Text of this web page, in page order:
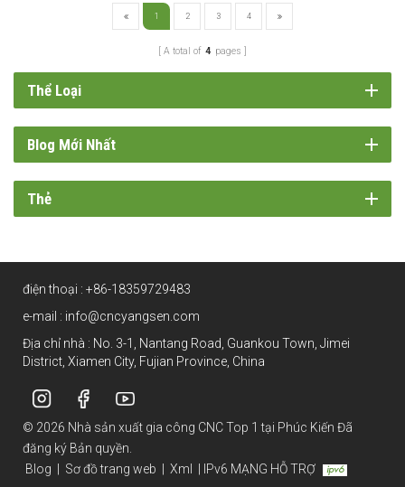
1 2 3 4
A total of 4 pages
Thể Loại
Blog Mới Nhất
Thẻ
điện thoại : +86-18359729483
e-mail : info@cncyangsen.com
Địa chỉ nhà : No. 3-1, Nantang Road, Guankou Town, Jimei
District, Xiamen City, Fujian Province, China
© 2026 Nhà sản xuất gia công CNC Top 1 tại Phúc Kiến Đã
đăng ký Bản quyền.
Blog
Sơ đồ trang web Xml IPv6 MẠNG HỖ TRỢ